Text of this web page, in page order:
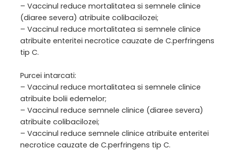
– Vaccinul reduce mortalitatea si semnele clinice
(diaree severa) atribuite colibacilozei;
– Vaccinul reduce mortalitatea si semnele clinice
atribuite enteritei necrotice cauzate de C.perfringens
tip C.
Purcei intarcati:
– Vaccinul reduce mortalitatea si semnele clinice
atribuite bolii edemelor;
– Vaccinul reduce semnele clinice (diaree severa)
atribuite colibacilozei;
– Vaccinul reduce semnele clinice atribuite enteritei
necrotice cauzate de C.perfringens tip C.